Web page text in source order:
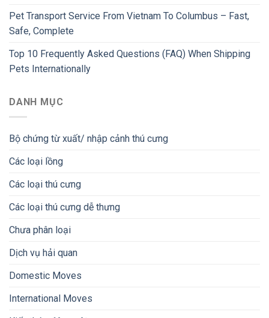
Pet Transport Service From Vietnam To Columbus – Fast,
Safe, Complete
Top 10 Frequently Asked Questions (FAQ) When Shipping
Pets Internationally
DANH MỤC
Bộ chứng từ xuất/ nhập cảnh thú cưng
Các loại lồng
Các loại thú cưng
Các loại thú cưng dễ thưng
Chưa phân loại
Dịch vụ hải quan
Domestic Moves
International Moves